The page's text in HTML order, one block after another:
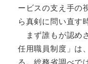
ービスの支え手の
ら真剣に問い直す
まず誰もが認め
任用職員制度」は
る。総務省調べで